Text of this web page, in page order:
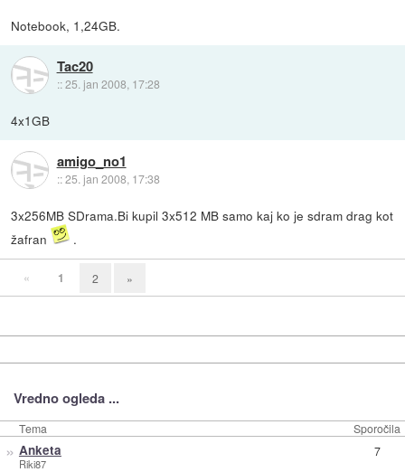
Notebook, 1,24GB.
Tac20
::25. jan 2008, 17:28
4x1GB
amigo_no1
::25. jan 2008, 17:38
3x256MB SDrama.Bi kupil 3x512 MB samo kaj ko je sdram drag kot
žafran
.
« 1 2 »
Vredno ogleda ...
Tema Sporočila
» Anketa
Riki87
7